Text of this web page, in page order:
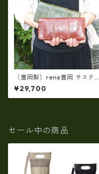
（豊岡製）rena豊岡 サスティ
ナブルレザー・レッザボタニ
カ 牛革ラウンドファスナー長
財布 rt-030
¥29,700
セール中の商品